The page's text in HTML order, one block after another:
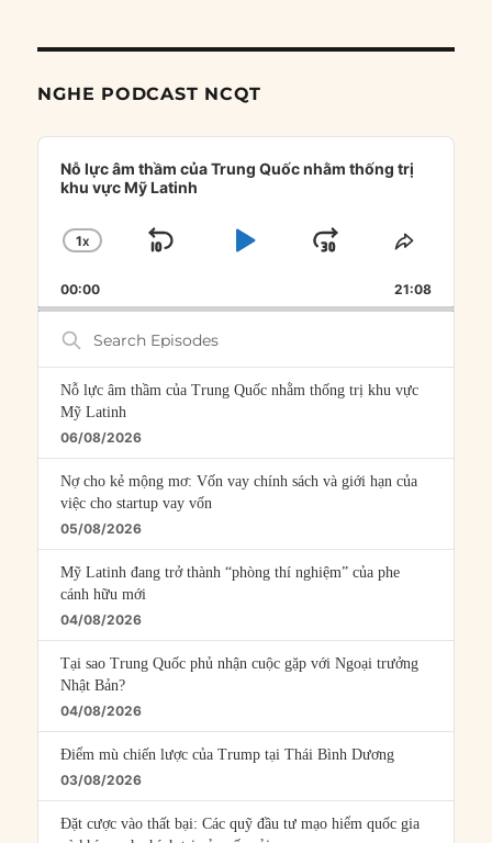
NGHE PODCAST NCQT
Audio
Player
Nỗ lực âm thầm của Trung Quốc nhằm thống trị
khu vực Mỹ Latinh
CHANGE
RATE
1X
SKIP
PLAYJUMP
FORWARD
SHARE
00:00 21:08
Search
Episodes
Nỗ lực âm thầm của Trung Quốc nhằm thống trị khu vực
Mỹ Latinh
06/08/2026
Nợ cho kẻ mộng mơ: Vốn vay chính sách và giới hạn của
việc cho startup vay vốn
05/08/2026
Mỹ Latinh đang trở thành “phòng thí nghiệm” của phe
cánh hữu mới
04/08/2026
Tại sao Trung Quốc phủ nhận cuộc gặp với Ngoại trưởng
Nhật Bản?
04/08/2026
Điểm mù chiến lược của Trump tại Thái Bình Dương
03/08/2026
Đặt cược vào thất bại: Các quỹ đầu tư mạo hiểm quốc gia